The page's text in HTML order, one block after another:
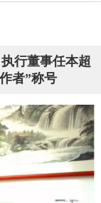
行董事任本超
者”称号